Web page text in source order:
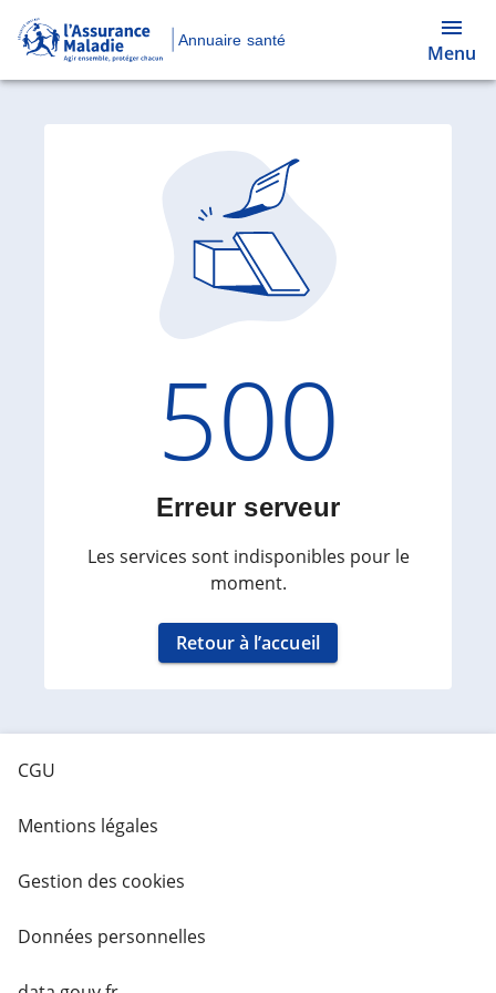
Annuaire santé
Menu
Code
500
Erreur serveur
Les services sont indisponibles pour le
moment.
Retour à l’accueil
CGU
Mentions légales
Gestion des cookies
Données personnelles